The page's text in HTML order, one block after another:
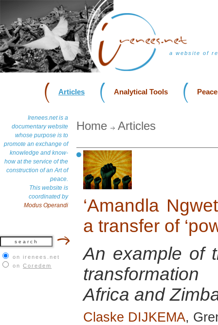
a website of
Articles Analytical Tools
Irenees.net is a
documentary website
whose purpose is to
promote an exchange of
knowledge and know-
how at the service of the
construction of an Art of
peace.
This website is
coordinated by
Modus Operandi
on irenees.net
on Coredem
Home Articles
‘Amandla
a transfer of
An example of
Africa and
Claske DIJKEMA,